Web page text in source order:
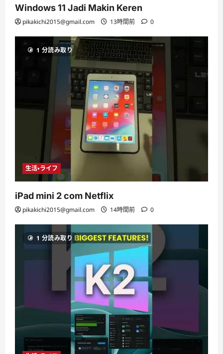
Windows 11 Jadi Makin Keren
pikakichi2015@gmail.com 13時間前 0
1 分読み取り
生活・ライフ
iPad mini 2 com Netflix
pikakichi2015@gmail.com 14時間前 0
1 分読み取り